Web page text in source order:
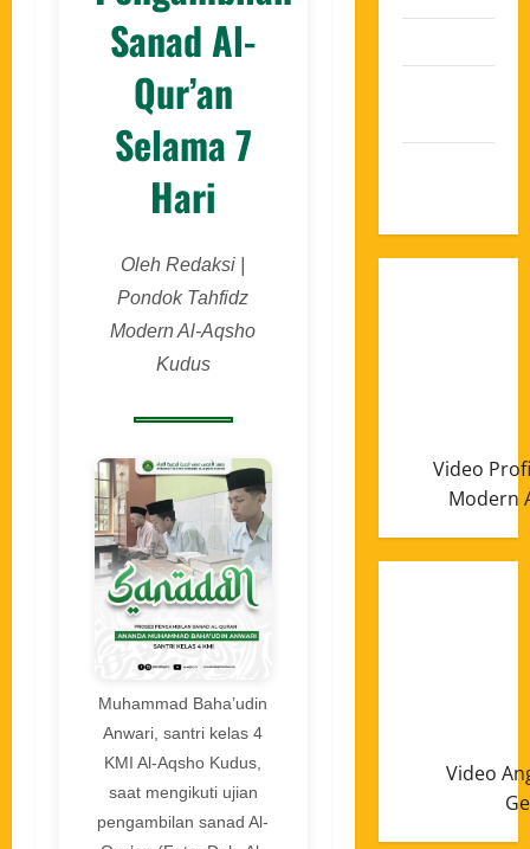
Sanad Al-
Qur’an
Selama 7
Hari
Oleh Redaksi |
Pondok Tahfidz
Modern Al-Aqsho
Kudus
Muhammad Baha’udin
Anwari, santri kelas 4
KMI Al-Aqsho Kudus,
saat mengikuti ujian
pengambilan sanad Al-
Video
Modern
Video